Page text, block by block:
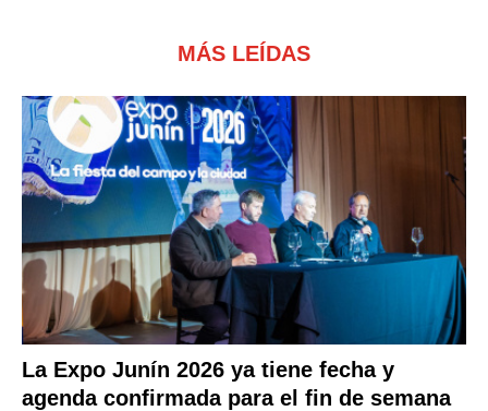
MÁS LEÍDAS
La Expo Junín 2026 ya tiene fecha y
agenda confirmada para el fin de semana